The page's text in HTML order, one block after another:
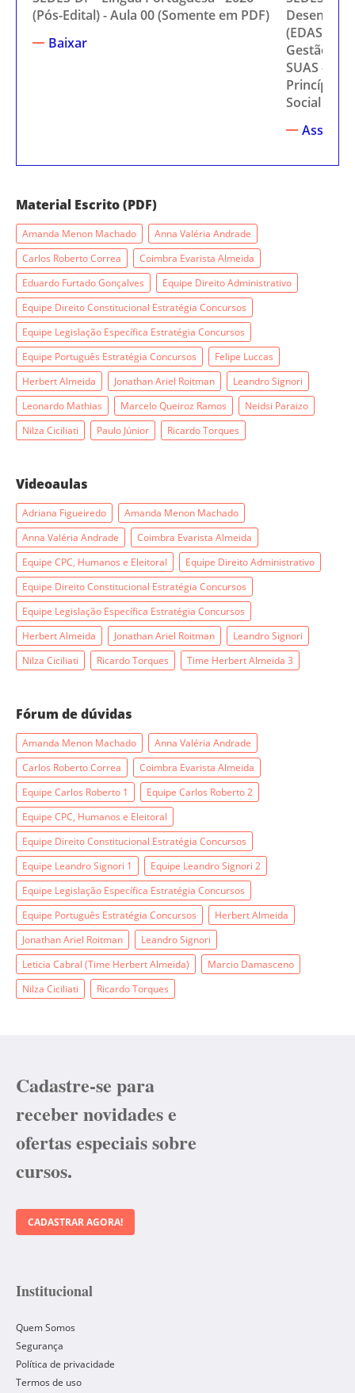
(Pós-Edital) - Aula 00 (Somente em PDF)
Baixar
(EDAS)
Gestão e
SUAS -
Princípios
Social
Assistir
Material Escrito (PDF)
Amanda Menon Machado
Anna Valéria Andrade
Carlos Roberto Correa
Coimbra Evarista Almeida
Eduardo Furtado Gonçalves
Equipe Direito Administrativo
Equipe Direito Constitucional Estratégia Concursos
Equipe Legislação Específica Estratégia Concursos
Equipe Português Estratégia Concursos
Felipe Luccas
Herbert Almeida
Jonathan Ariel Roitman
Leandro Signori
Leonardo Mathias
Marcelo Queiroz Ramos
Neidsi Paraizo
Nilza Ciciliati
Paulo Júnior Ricardo Torques
Videoaulas
Adriana Figueiredo
Amanda Menon Machado
Anna Valéria Andrade
Coimbra Evarista Almeida
Equipe CPC, Humanos e Eleitoral
Equipe Direito Administrativo
Equipe Direito Constitucional Estratégia Concursos
Equipe Legislação Específica Estratégia Concursos
Herbert Almeida
Jonathan Ariel Roitman
Leandro Signori
Nilza Ciciliati
Ricardo Torques Time Herbert Almeida 3
Fórum de dúvidas
Amanda Menon Machado
Anna Valéria Andrade
Carlos Roberto Correa
Coimbra Evarista Almeida
Equipe Carlos Roberto 1
Equipe Carlos Roberto 2
Equipe CPC, Humanos e Eleitoral
Equipe Direito Constitucional Estratégia Concursos
Equipe Leandro Signori 1
Equipe Leandro Signori 2
Equipe Legislação Específica Estratégia Concursos
Equipe Português Estratégia Concursos
Herbert Almeida
Jonathan Ariel Roitman
Leandro Signori
Leticia Cabral (Time Herbert Almeida)
Marcio Damasceno
Nilza Ciciliati
Ricardo Torques
Cadastre-se para
receber novidades e
ofertas especiais sobre
cursos.
CADASTRAR AGORA!
Institucional
Quem Somos
Segurança
Política de privacidade
Termos de uso